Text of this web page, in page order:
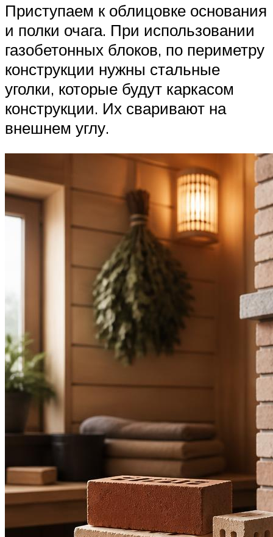
Приступаем к облицовке основания
и полки очага. При использовании
газобетонных блоков, по периметру
конструкции нужны стальные
уголки, которые будут каркасом
конструкции. Их сваривают на
внешнем углу.